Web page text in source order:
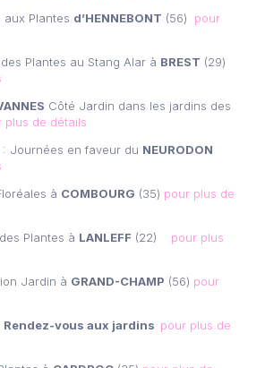
aux Plantes d’HENNEBONT (56) pour
Plantes au Stang Alar à BREST (29)
Côté Jardin dans les jardins des
plus de détails
Journées en faveur du NEURODON
à COMBOURG (35) pour plus de
Plantes à LANLEFF (22) pour plus
Jardin à GRAND-CHAMP (56) pour
Rendez-vous aux jardins pour plus de